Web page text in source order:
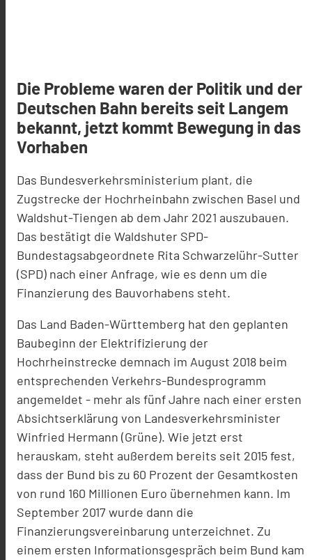
Die Probleme waren der Politik und der
Deutschen Bahn bereits seit Langem
bekannt, jetzt kommt Bewegung in das
Vorhaben
Das Bundesverkehrsministerium plant, die
Zugstrecke der Hochrheinbahn zwischen Basel und
Waldshut-Tiengen ab dem Jahr 2021 auszubauen.
Das bestätigt die Waldshuter SPD-
Bundestagsabgeordnete Rita Schwarzelühr-Sutter
(SPD) nach einer Anfrage, wie es denn um die
Finanzierung des Bauvorhabens steht.
Das Land Baden-Württemberg hat den geplanten
Baubeginn der Elektrifizierung der
Hochrheinstrecke demnach im August 2018 beim
entsprechenden Verkehrs-Bundesprogramm
angemeldet - mehr als fünf Jahre nach einer ersten
Absichtserklärung von Landesverkehrsminister
Winfried Hermann (Grüne). Wie jetzt erst
herauskam, steht außerdem bereits seit 2015 fest,
dass der Bund bis zu 60 Prozent der Gesamtkosten
von rund 160 Millionen Euro übernehmen kann. Im
September 2017 wurde dann die
Finanzierungsvereinbarung unterzeichnet. Zu
einem ersten Informationsgespräch beim Bund kam